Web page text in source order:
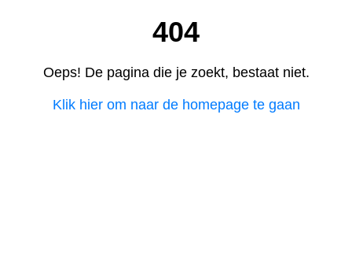
404
Oeps! De pagina die je zoekt, bestaat niet.
Klik hier om naar de homepage te gaan